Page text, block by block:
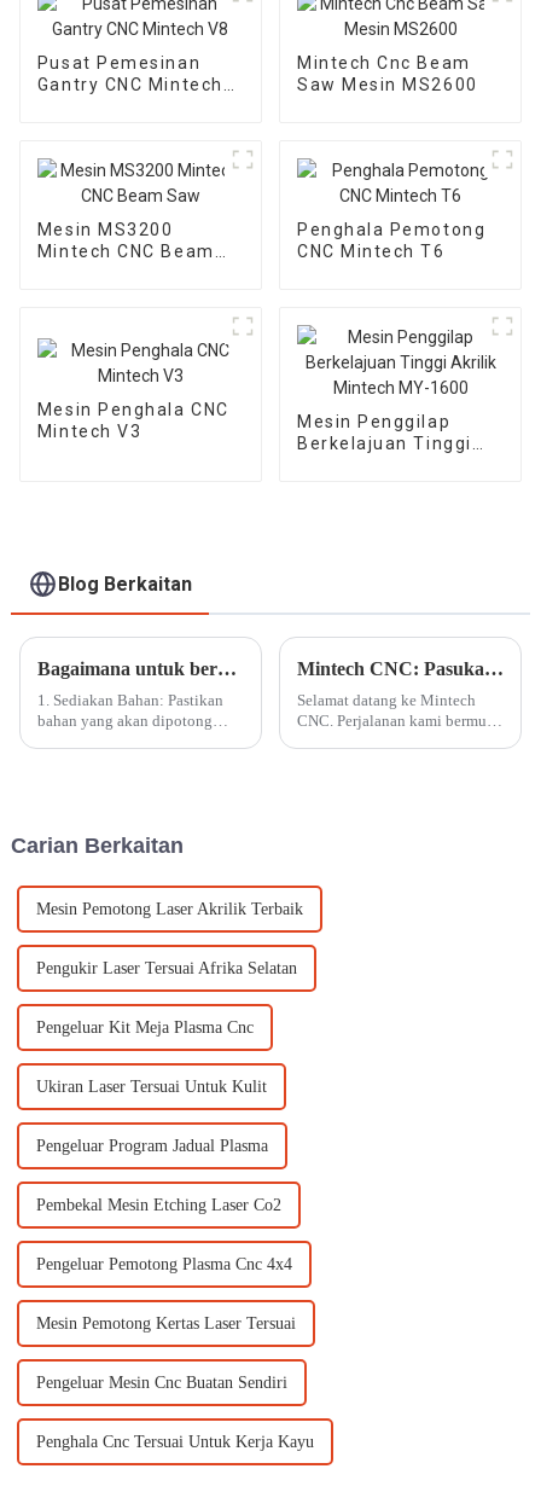
Pusat Pemesinan
Gantry CNC Mintech
Mintech Cnc Beam
Saw Mesin MS2600
Mesin MS3200
Mintech CNC Beam
Penghala Pemotong
CNC Mintech T6
Mesin Penghala CNC
Mintech V3
Mesin Penggilap
Berkelajuan Tinggi
Blog Berkaitan
Bagaimana untuk beroperasi dengan mesin pemotong laser CO2 berketepatan tinggi
1. Sediakan Bahan: Pastikan
bahan yang akan dipotong
Mintech CNC: Pasukan Pengilangan Global dengan Kemudahan Terkini
Selamat datang ke Mintech
CNC. Perjalanan kami bermula
Carian Berkaitan
Mesin Pemotong Laser Akrilik Terbaik
Pengukir Laser Tersuai Afrika Selatan
Pengeluar Kit Meja Plasma Cnc
Ukiran Laser Tersuai Untuk Kulit
Pengeluar Program Jadual Plasma
Pembekal Mesin Etching Laser Co2
Pengeluar Pemotong Plasma Cnc 4x4
Mesin Pemotong Kertas Laser Tersuai
Pengeluar Mesin Cnc Buatan Sendiri
Penghala Cnc Tersuai Untuk Kerja Kayu